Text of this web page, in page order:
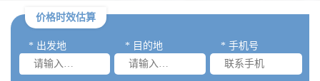
价格时效估算
* 出发地 * 目的地 * 手机号